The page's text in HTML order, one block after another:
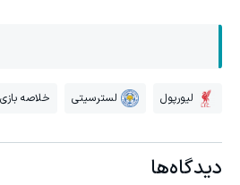
لیورپول لسترسیتی خلاصه بازی
دیدگاه‌ها